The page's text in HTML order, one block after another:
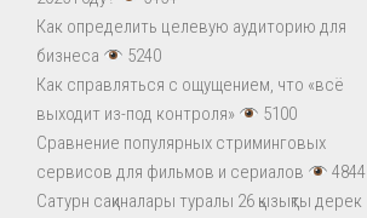
Как определить целевую аудиторию для
бизнеса
5240
Как справляться с ощущением, что «всё
выходит из-под контроля»
5100
Сравнение популярных стриминговых
сервисов для фильмов и сериалов
4844
Сатурн сақиналары туралы 26 қызықты дерек